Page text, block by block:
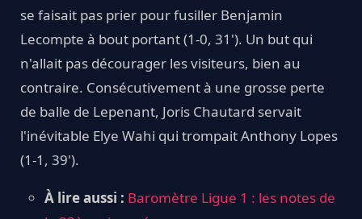
se faisait pas prier pour fusiller Benjamin
Lecompte à bout portant (1-0, 31'). Un but qui
n'allait pas décourager les visiteurs, bien au
contraire. Consécutivement à une grosse perte
de balle de Lepenant, Joris Chautard servait
l'inévitable Elye Wahi qui trompait Anthony Lopes
(1-1, 39').
À lire aussi : Baromètre Ligue 1 : les notes de